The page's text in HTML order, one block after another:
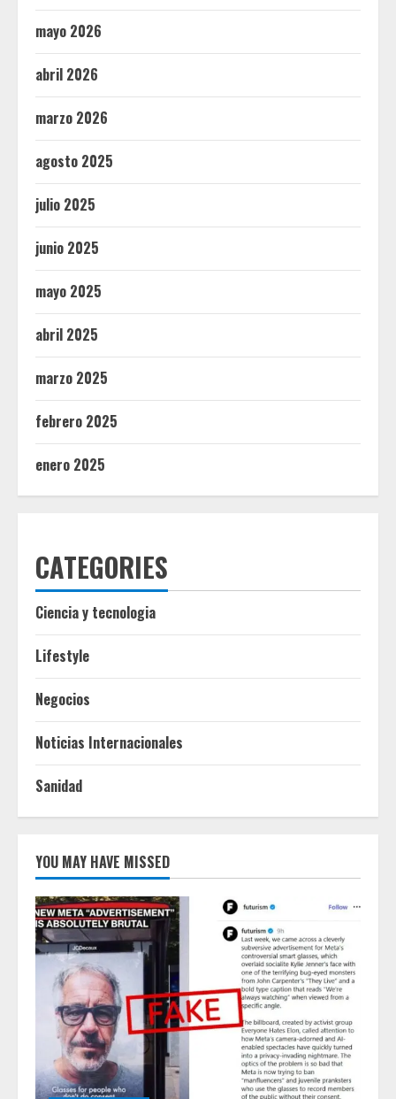
mayo 2026
abril 2026
marzo 2026
agosto 2025
julio 2025
junio 2025
mayo 2025
abril 2025
marzo 2025
febrero 2025
enero 2025
CATEGORIES
Ciencia y tecnologia
Lifestyle
Negocios
Noticias Internacionales
Sanidad
YOU MAY HAVE MISSED